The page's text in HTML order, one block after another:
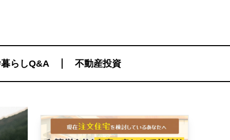
らしQ&A 不動産投資